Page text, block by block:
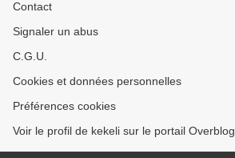
Contact
Signaler un abus
C.G.U.
Cookies et données personnelles
Préférences cookies
Voir le profil de kekeli sur le portail Overblog